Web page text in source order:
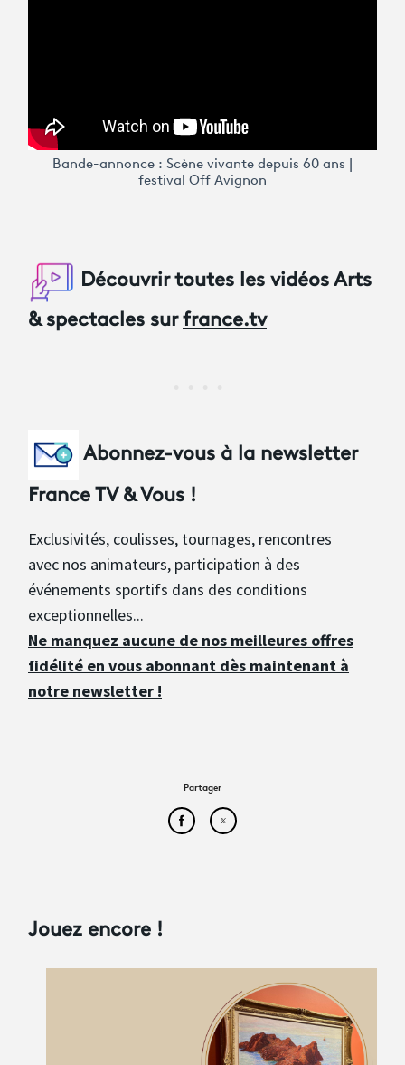
Bande-annonce : Scène vivante depuis 60 ans |
festival Off Avignon
Découvrir toutes les vidéos Arts
& spectacles surfrance.tv
Abonnez-vous à la newsletter
France TV & Vous !
Exclusivités, coulisses, tournages, rencontres
avec nos animateurs, participation à des
événements sportifs dans des conditions
exceptionnelles...
Ne manquez aucune de nos meilleures offres
fidélité en vous abonnant dès maintenant à
notre newsletter !
Partager
Partager cet article sur
Partager cet article sur
Jouez encore !